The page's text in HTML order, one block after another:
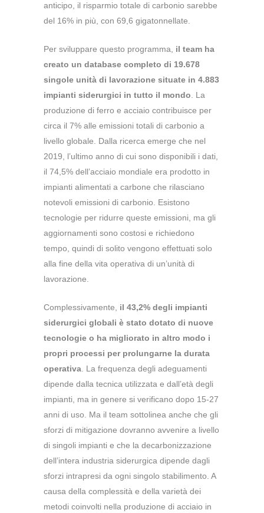
anticipo, il risparmio totale di carbonio sarebbe
del 16% in più, con 69,6 gigatonnellate.
Per sviluppare questo programma,
il team ha
creato un database completo di 19.678
singole unità di lavorazione situate in 4.883
impianti siderurgici in tutto il mondo . La
produzione di ferro e acciaio contribuisce per
circa il 7% alle emissioni totali di carbonio a
livello globale. Dalla ricerca emerge che nel
2019, l’ultimo anno di cui sono disponibili i dati,
il 74,5% dell’acciaio mondiale era prodotto in
impianti alimentati a carbone che rilasciano
notevoli emissioni di carbonio. Esistono
tecnologie per ridurre queste emissioni, ma gli
aggiornamenti sono costosi e richiedono
tempo, quindi di solito vengono effettuati solo
alla fine della vita operativa di un’unità di
lavorazione.
Complessivamente, il 43,2% degli impianti
siderurgici globali è stato dotato di nuove
tecnologie o ha migliorato in altro modo i
propri processi per prolungarne la durata
operativa . La frequenza degli adeguamenti
dipende dalla tecnica utilizzata e dall’età degli
impianti, ma in genere si verificano dopo 15-27
anni di uso. Ma il team sottolinea anche che gli
sforzi di mitigazione dovranno avvenire a livello
di singoli impianti e che la decarbonizzazione
dell’intera industria siderurgica dipende dagli
sforzi intrapresi da ogni singolo stabilimento. A
causa della complessità e della varietà dei
metodi coinvolti nella produzione di acciaio in